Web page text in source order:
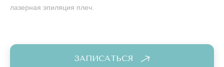
лазерная эпиляция плеч.
ЗАПИСАТЬСЯ